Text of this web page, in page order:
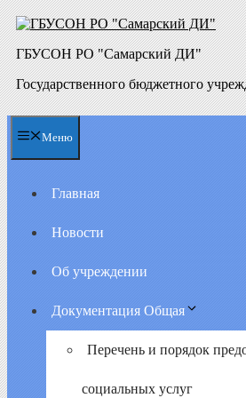
Перейти
к
содержимому
ГБУСОН РО "Самарский ДИ"
Государственного бюджетного
Меню
Главная
Новости
Об учреждении
Документация Общая
Перечень и порядок
социальных услуг